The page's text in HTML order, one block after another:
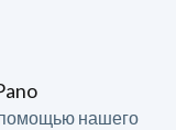
помощью нашего